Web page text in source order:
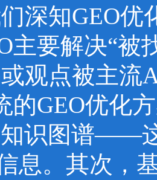
们深知GEO
主要解决“被
观点被主流
的GEO优化
识图谱——
息。其次，